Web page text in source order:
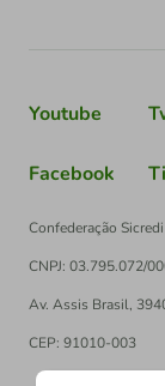
Youtube
Facebook
Confederação Sicredi
CNPJ: 03.795.072/
Av. Assis Brasil,
CEP: 91010-003